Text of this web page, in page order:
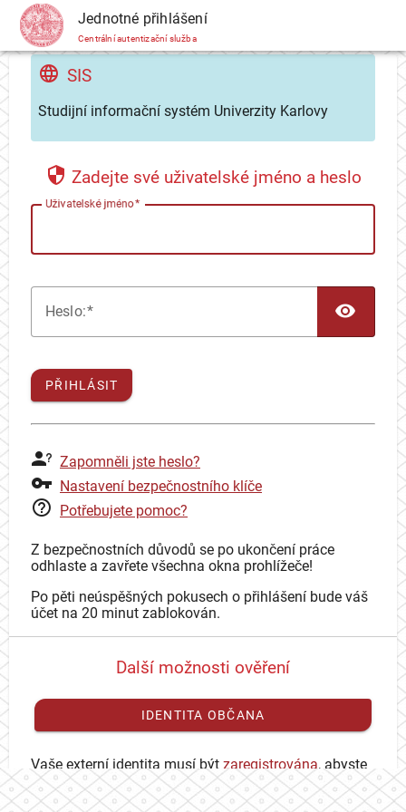
CAS Jednotné přihlášení
Centrální autentizační služba
SIS
Studijní informační systém Univerzity Karlovy
Zadejte své uživatelské jméno a heslo
Uživatelské jméno
Heslo:
PŘIHLÁSIT
Zapomněli jste heslo?
Nastavení bezpečnostního klíče
Potřebujete pomoc?
Z bezpečnostních důvodů se po ukončení práce
odhlaste a zavřete všechna okna prohlížeče!
Po pěti neúspěšných pokusech o přihlášení bude váš
účet na 20 minut zablokován.
Další možnosti ověření
IDENTITA OBČANA
Vaše externí identita musí být zaregistrována, abyste
se mohli přihlásit ke svému CAS účtu.